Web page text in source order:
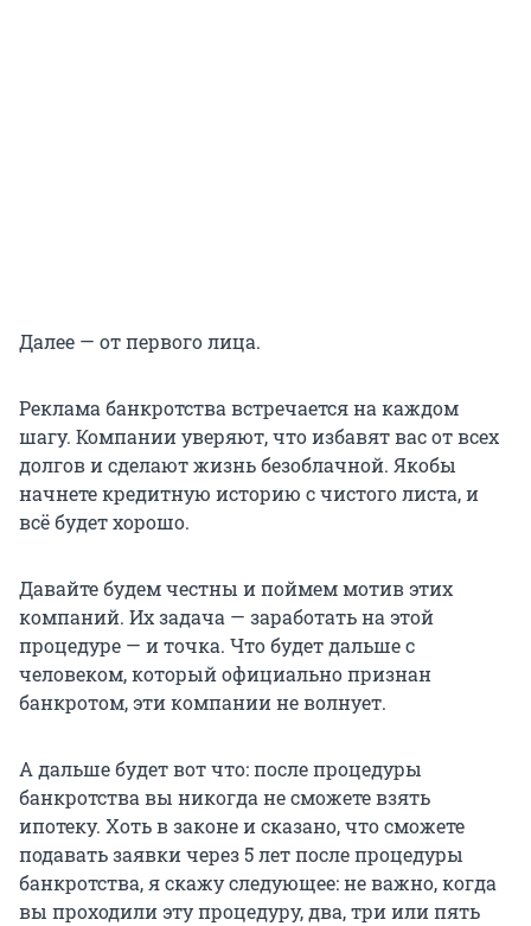
Далее — от первого лица.
Реклама банкротства встречается на каждом
шагу. Компании уверяют, что избавят вас от всех
долгов и сделают жизнь безоблачной. Якобы
начнете кредитную историю с чистого листа, и
всё будет хорошо.
Давайте будем честны и поймем мотив этих
компаний. Их задача — заработать на этой
процедуре — и точка. Что будет дальше с
человеком, который официально признан
банкротом, эти компании не волнует.
А дальше будет вот что: после процедуры
банкротства вы никогда не сможете взять
ипотеку. Хоть в законе и сказано, что сможете
подавать заявки через5 летпосле процедуры
банкротства, я скажу следующее: не важно, когда
вы проходили эту процедуру, два, три или пять